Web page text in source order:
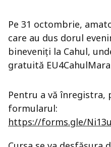
Pe 31 octombrie,
care au dus dorul
bineveniți la Cahul,
gratuită
Pentru a vă
formularul:
https://forms.gle/